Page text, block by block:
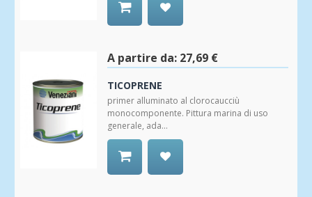
Wishlist
A partire da: 27,69 €
TICOPRENE
primer alluminato al clorocaucciù
monocomponente. Pittura marina di uso
generale, ada...